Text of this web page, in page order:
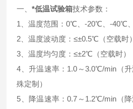
一、*低温试验箱技术参数：
1、温度范围：0℃、-20℃、-40℃
2、温度波动度：≤±0.5℃（空载时）
3、温度均匀度：≤±2℃（空载时）
4、升温速率：1.0～3.0℃/min（
殊定制）
5、降温速率：0.7～1.2℃/min（